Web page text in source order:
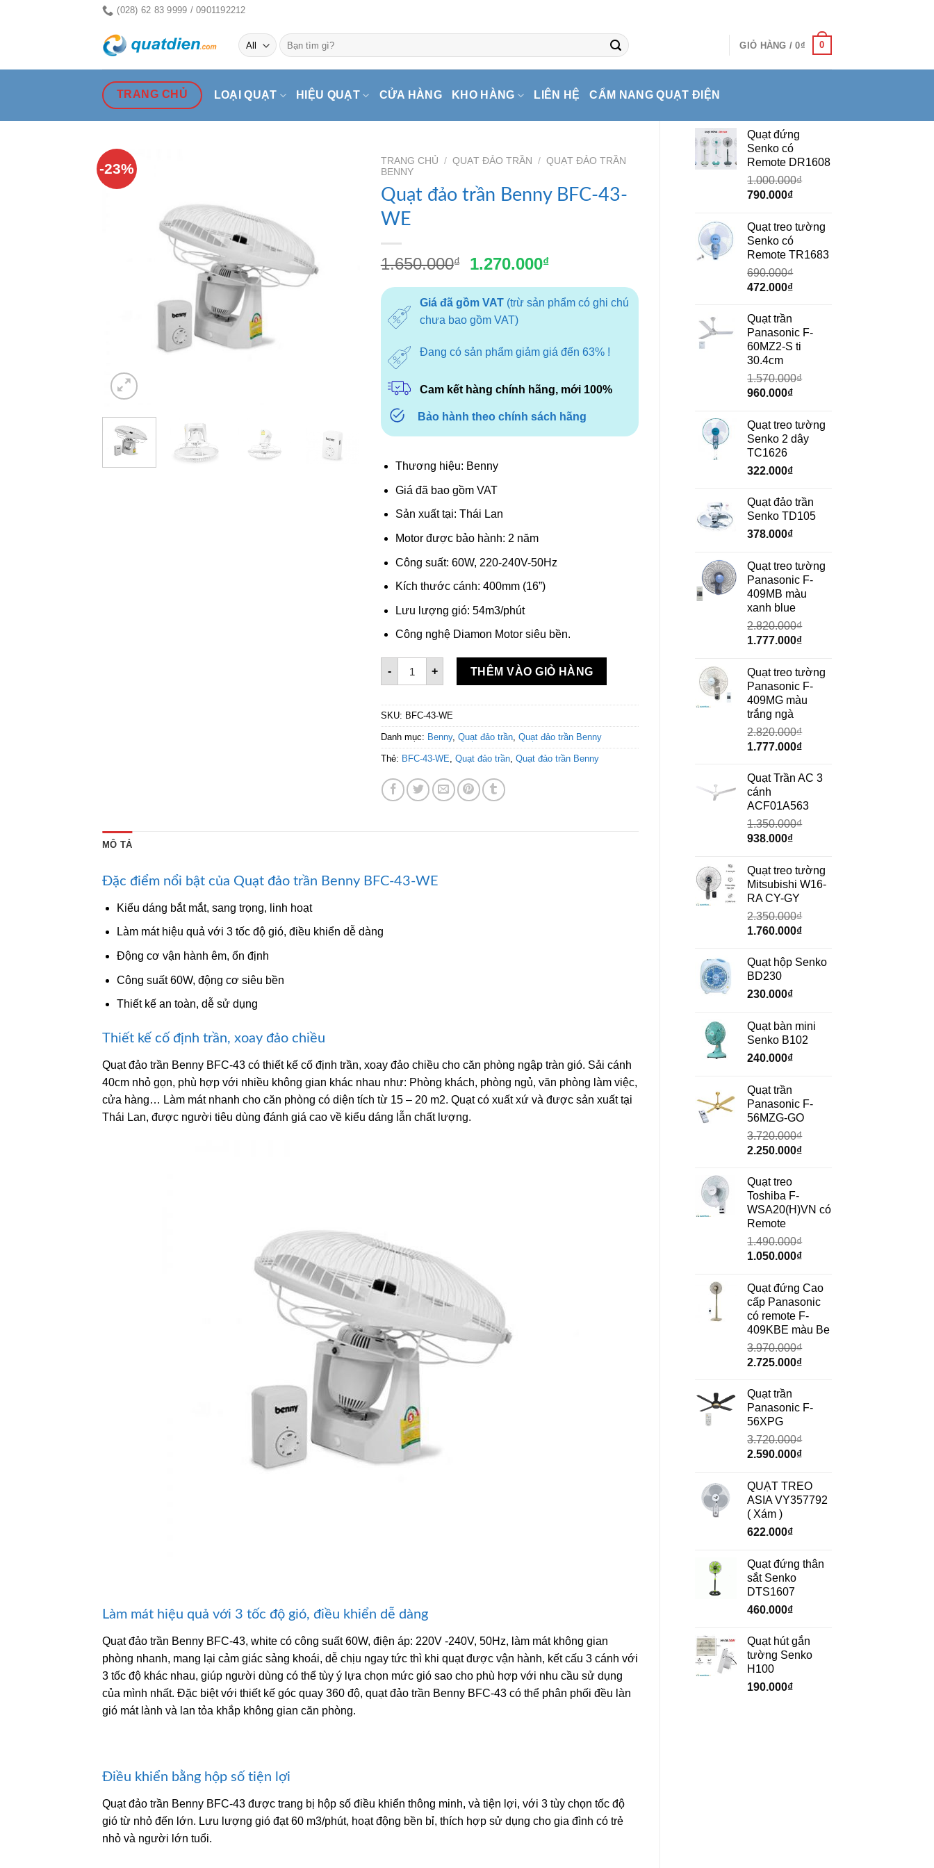
(028) 62 83 9999 / 0901192212
Tìm
kiếm:
GIỎ HÀNG /0₫ 0
TRANG CHỦ LOẠI QUẠT HIỆU QUẠT CỬA HÀNG KHO HÀNG LIÊN HỆ CẨM NANG QUẠT ĐIỆN
Quạt đứng
Senko có
Remote DR1608
1.000.000₫
Giá
là:
1.000.000₫.
790.000₫Giá
tại
là:
790.000₫.
Quạt treo tường
Senko có
Remote TR1683
690.000₫
Giá
là:
690.000₫.
472.000₫Giá
là:
472.000₫.
Quạt trần
Panasonic F-
60MZ2-S ti
30.4cm
1.570.000₫
Giá
là:
1.570.000₫.
960.000₫Giá
tại
là:
Quạt treo tường
Senko 2 dây
TC1626
322.000₫
Quạt đảo trần
Senko TD105
378.000₫
Quạt treo tường
Panasonic F-
409MB màu
xanh blue
2.820.000₫
Giá
là:
2.820.000₫.
1.777.000₫Giá
tại
là:
1.777.000₫.
Quạt treo tường
Panasonic F-
409MG màu
trắng ngà
2.820.000₫
Giá
là:
2.820.000₫.
1.777.000₫Giá
tại
1.777.000₫.
Quạt Trần AC 3
cánh
ACF01A563
1.350.000₫
Giá
là:
1.350.000₫.
938.000₫Giá
tại
là:
938.000₫.
Quạt treo tường
Mitsubishi W16-
RA CY-GY
2.350.000₫
Giá
là:
2.350.000₫.
1.760.000₫Giá
tại
Quạt hộp Senko
BD230
230.000₫
Quạt bàn mini
Senko B102
240.000₫
Quạt trần
Panasonic F-
56MZG-GO
3.720.000₫
Giá
là:
3.720.000₫.
2.250.000₫Giá
2.250.000₫.
Quạt treo
Toshiba F-
WSA20(H)VN có
Remote
1.490.000₫
Giá
là:
1.490.000₫.
1.050.000₫Giá
tại
là:
1.050.000₫.
Quạt đứng Cao
cấp Panasonic
có remote F-
409KBE màu Be
3.970.000₫
Giá
là:
3.970.000₫.
2.725.000₫Giá
là:
Quạt trần
Panasonic F-
56XPG
3.720.000₫
Giá
là:
3.720.000₫.
2.590.000₫Giá
tại
là:
QUẠT TREO
ASIA VY357792
( Xám )
622.000₫
Quạt đứng thân
sắt Senko
DTS1607
460.000₫
Quạt hút gắn
tường Senko
H100
190.000₫
-23% TRANG CHỦ / QUẠT ĐẢO TRẦN / QUẠT ĐẢO TRẦN
BENNY
Quạt đảo trần Benny BFC-43-
WE
1.650.000₫
Giá
là:
1.650.000₫.
1.270.000₫Giá
tại
là:
Giá đã gồm VAT(trừ sản phẩm có ghi chú
chưa bao gồm VAT)
Đang có sản phẩm giảm giá đến 63% !
Cam kết hàng chính hãng, mới 100%
Bảo hành theo chính sách hãng
Thương hiệu: Benny
Giá đã bao gồm VAT
Sản xuất tại: Thái Lan
Motor được bảo hành: 2 năm
Công suất: 60W, 220-240V-50Hz
Kích thước cánh: 400mm (16”)
Lưu lượng gió: 54m3/phút
Công nghệ Diamon Motor siêu bền.
-
Quạt đảo trần Benny BFC-43-WE số lượng
+ THÊM VÀO GIỎ HÀNG
SKU: BFC-43-WE
Danh mục: Benny, Quạt đảo trần, Quạt đảo trần Benny
Thẻ: BFC-43-WE Quạt đảo trần, Quạt đảo trần Benny
MÔ TẢ
Đặc điểm nổi bật của Quạt đảo trần Benny BFC-43-WE
Kiểu dáng bắt mắt, sang trọng, linh hoạt
Làm mát hiệu quả với 3 tốc độ gió, điều khiển dễ dàng
Động cơ vận hành êm, ổn định
Công suất 60W, động cơ siêu bền
Thiết kế an toàn, dễ sử dụng
Thiết kế cố định trần, xoay đảo chiều
Quạt đảo trần Benny BFC-43 có thiết kế cố định trần, xoay đảo chiều cho căn phòng ngập tràn gió. Sải cánh
40cm nhỏ gọn, phù hợp với nhiều không gian khác nhau như: Phòng khách, phòng ngủ, văn phòng làm việc,
cửa hàng… Làm mát nhanh cho căn phòng có diện tích từ 15 – 20 m2. Quạt có xuất xứ và được sản xuất tại
Thái Lan, được người tiêu dùng đánh giá cao về kiểu dáng lẫn chất lượng.
Làm mát hiệu quả với 3 tốc độ gió, điều khiển dễ dàng
Quạt đảo trần Benny BFC-43, white có công suất 60W, điện áp: 220V -240V, 50Hz, làm mát không gian
phòng nhanh, mang lại cảm giác sảng khoái, dễ chịu ngay tức thì khi quạt được vận hành, kết cấu 3 cánh với
3 tốc độ khác nhau, giúp người dùng có thể tùy ý lựa chọn mức gió sao cho phù hợp với nhu cầu sử dụng
của mình nhất. Đặc biệt với thiết kế góc quay 360 độ, quạt đảo trần Benny BFC-43 có thể phân phối đều làn
gió mát lành và lan tỏa khắp không gian căn phòng.
Điều khiển bằng hộp số tiện lợi
Quạt đảo trần Benny BFC-43 được trang bị hộp số điều khiển thông minh, và tiện lợi, với 3 tùy chọn tốc độ
gió từ nhỏ đến lớn. Lưu lượng gió đạt 60 m3/phút, hoạt động bền bỉ, thích hợp sử dụng cho gia đình có trẻ
nhỏ và người lớn tuổi.